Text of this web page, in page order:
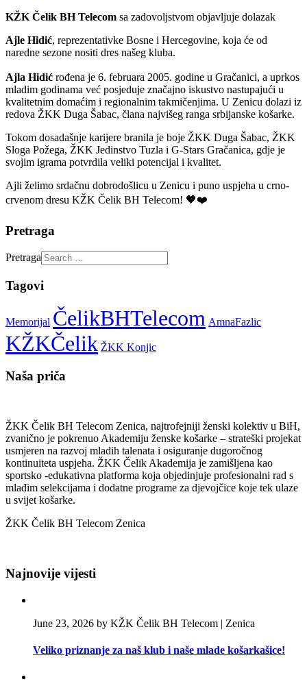
KŽK Čelik BH Telecom sa zadovoljstvom objavljuje dolazak
Ajle Hidić, reprezentativke Bosne i Hercegovine, koja će od
naredne sezone nositi dres našeg kluba.
Ajla Hidić rođena je 6. februara 2005. godine u Gračanici, a uprkos
mladim godinama već posjeduje značajno iskustvo nastupajući u
kvalitetnim domaćim i regionalnim takmičenjima. U Zenicu dolazi iz
redova ŽKK Duga Šabac, člana najvišeg ranga srbijanske košarke.
Tokom dosadašnje karijere branila je boje ŽKK Duga Šabac, ŽKK
Sloga Požega, ŽKK Jedinstvo Tuzla i G-Stars Gračanica, gdje je
svojim igrama potvrdila veliki potencijal i kvalitet.
Ajli želimo srdačnu dobrodošlicu u Zenicu i puno uspjeha u crno-
crvenom dresu KŽK Čelik BH Telecom! 🖤❤️
Pretraga
Pretraga
Tagovi
Memorijal ČelikBHTelecom AmnaFazlic
KŽKČelik ŽKK Konjic
Naša priča
ŽKK Čelik BH Telecom Zenica, najtrofejniji ženski kolektiv u BiH,
zvanično je pokrenuo Akademiju ženske košarke – strateški projekat
usmjeren na razvoj mladih talenata i osiguranje dugoročnog
kontinuiteta uspjeha. ŽKK Čelik Akademija je zamišljena kao
sportsko -edukativna platforma koja objedinjuje profesionalni rad s
mlađim selekcijama i dodatne programe za djevojčice koje tek ulaze
u svijet košarke.
ŽKK Čelik BH Telecom Zenica
Najnovije vijesti
June 23, 2026 by KŽK Čelik BH Telecom | Zenica
Veliko priznanje za naš klub i naše mlade košarkašice!